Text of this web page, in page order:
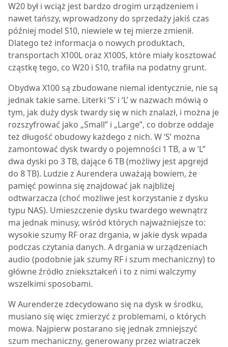
W20 był i wciąż jest bardzo drogim urządzeniem i
nawet tańszy, wprowadzony do sprzedaży jakiś czas
później model S10, niewiele w tej mierze zmienił.
Dlatego też informacja o nowych produktach,
transportach X100L oraz X100S, które miały kosztować
cząstkę tego, co W20 i S10, trafiła na podatny grunt.
Obydwa X100 są zbudowane niemal identycznie, nie są
jednak takie same. Literki ‘S’ i ‘L’ w nazwach mówią o
tym, jak duży dysk twardy się w nich znalazł, i można je
rozszyfrować jako „Small” i „Large”, co dobrze oddaje
też długość obudowy każdego z nich. W ‘S’ można
zamontować dysk twardy o pojemności 1 TB, a w ‘L”
dwa dyski po 3 TB, dające 6 TB (możliwy jest apgrejd
do 8 TB). Ludzie z Aurendera uważają bowiem, że
pamięć powinna się znajdować jak najbliżej
odtwarzacza (choć możliwe jest korzystanie z dysku
typu NAS). Umieszczenie dysku twardego wewnątrz
ma jednak minusy, wśród których najważniejsze to:
wysokie szumy RF oraz drgania, w jakie dysk wpada
podczas czytania danych. A drgania w urządzeniach
audio (podobnie jak szumy RF i szum mechaniczny) to
główne źródło zniekształceń i to z nimi walczymy
wszelkimi sposobami.
W Aurenderze zdecydowano się na dysk w środku,
musiano się więc zmierzyć z problemami, o których
mowa. Najpierw postarano się jednak zmniejszyć
szum mechaniczny, generowany przez wiatraczek